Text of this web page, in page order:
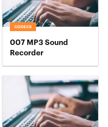
CODECS
007 MP3 Sound
Recorder